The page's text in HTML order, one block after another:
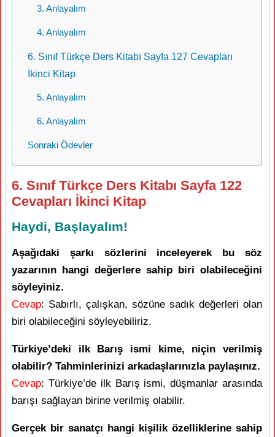
3. Anlayalım
4. Anlayalım
6. Sınıf Türkçe Ders Kitabı Sayfa 127 Cevapları
İkinci Kitap
5. Anlayalım
6. Anlayalım
Sonraki Ödevler
6. Sınıf Türkçe Ders Kitabı Sayfa 122
Cevapları İkinci Kitap
Haydi, Başlayalım!
Aşağıdaki şarkı sözlerini inceleyerek bu söz
yazarının hangi değerlere sahip biri olabileceğini
söyleyiniz.
Cevap: Sabırlı, çalışkan, sözüne sadık değerleri olan
biri olabileceğini söyleyebiliriz.
Türkiye’deki ilk Barış ismi kime, niçin verilmiş
olabilir? Tahminlerinizi arkadaşlarınızla paylaşınız.
Cevap: Türkiye’de ilk Barış ismi, düşmanlar arasında
barışı sağlayan birine verilmiş olabilir.
Gerçek bir sanatçı hangi kişilik özelliklerine sahip